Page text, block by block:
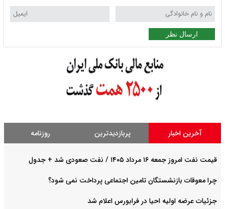
ارسال نظر
آخرین اخبار پربازدیدترین روزنامه
قیمت نفت امروز جمعه ۱۶ مرداد ۱۴۰۵ / نفت صعودی شد + جدول
چرا معوقات بازنشستگان تامین اجتماعی پرداخت نمی شود؟
جزئیات عرضه اولیه احیا در فرابورس اعلام شد